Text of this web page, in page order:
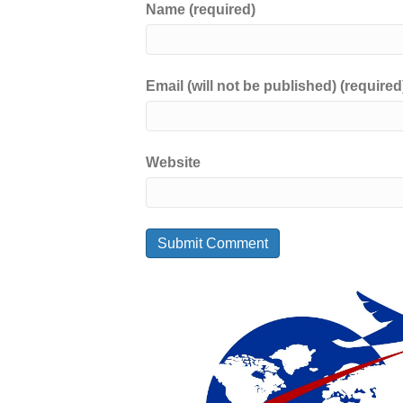
Name (required)
Email (will not be published)
Website